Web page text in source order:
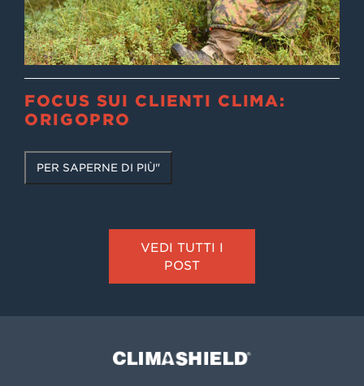
FOCUS SUI CLIENTI CLIMA:
ORIGOPRO
PER SAPERNE DI PIÙ"
VEDI TUTTI I
POST
Climashield®